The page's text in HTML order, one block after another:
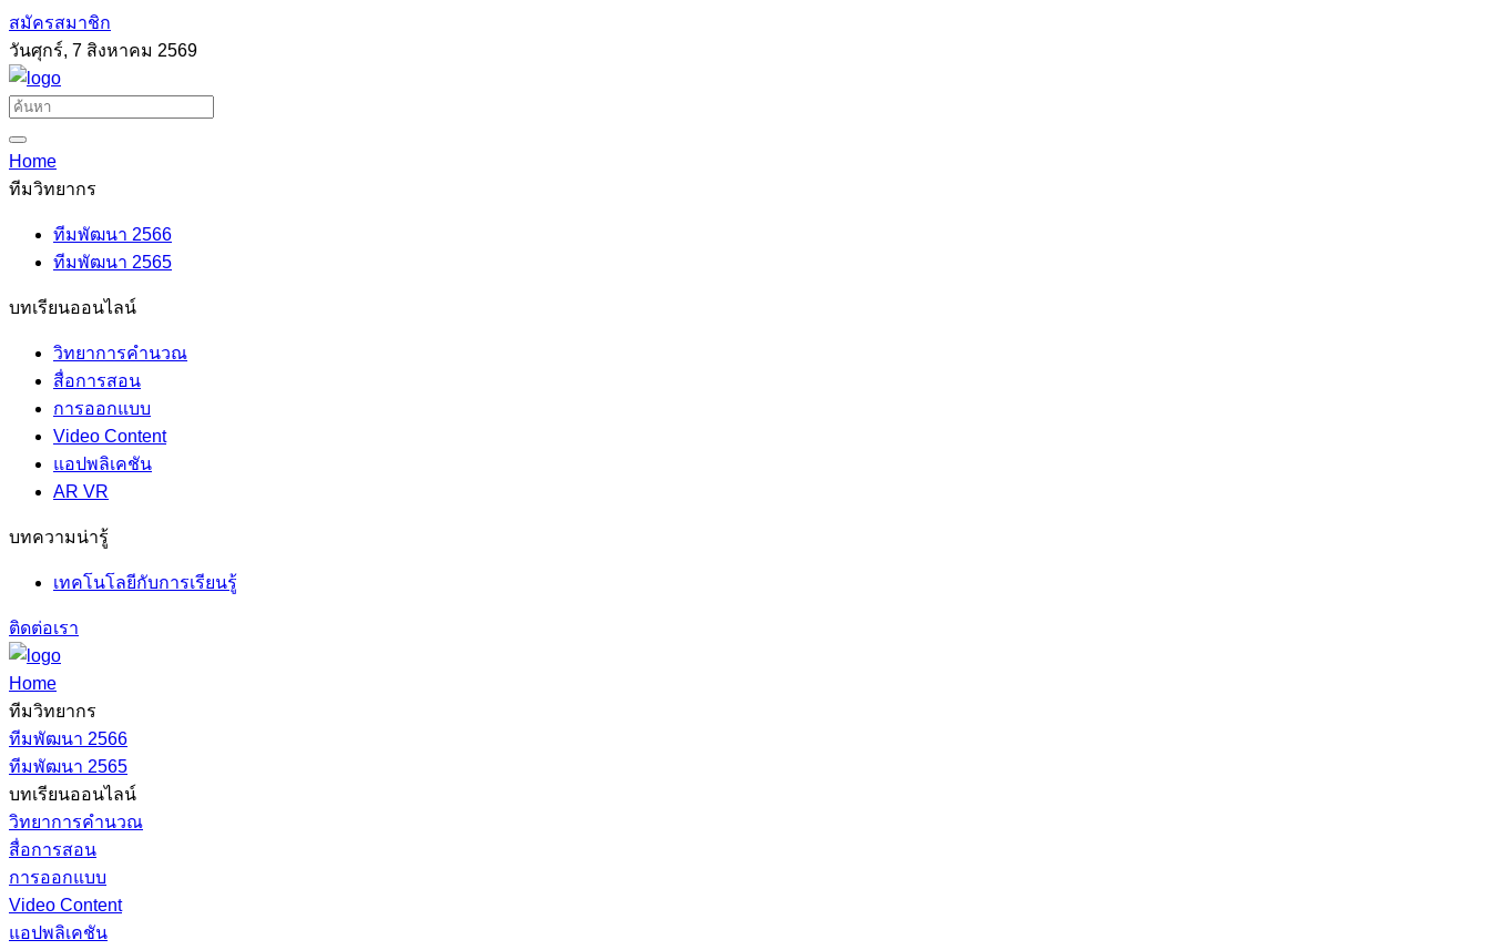
สมัครสมาชิก
วันศุกร์, 7 สิงหาคม 2569
Home
ทีมวิทยากร
ทีมพัฒนา 2566
ทีมพัฒนา 2565
บทเรียนออนไลน์
วิทยาการคำนวณ
สื่อการสอน
การออกแบบ
Video Content
แอปพลิเคชัน
AR VR
บทความน่ารู้
เทคโนโลยีกับการเรียนรู้
ติดต่อเรา
Home
ทีมวิทยากร
ทีมพัฒนา 2566
ทีมพัฒนา 2565
บทเรียนออนไลน์
วิทยาการคำนวณ
สื่อการสอน
การออกแบบ
Video Content
แอปพลิเคชัน